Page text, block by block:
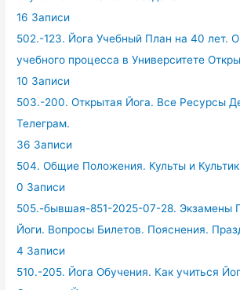
16 Записи
502.-123. Йога Учебный План на 40 лет.
учебного процесса в Университете
10 Записи
503.-200. Открытая Йога. Все Ресурсы
Телеграм.
36 Записи
504. Общие Положения. Культы и
0 Записи
505.-бывшая-851-2025-07-28. Экзамены
Йоги. Вопросы Билетов. Пояснения.
4 Записи
510.-205. Йога Обучения. Как учиться